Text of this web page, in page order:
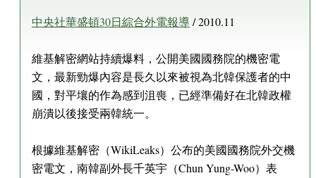
中央社華盛頓30日綜合外電報導/ 2010.11
維基解密網站持續爆料，公開美國國務院的機密電
文，最新勁爆內容是長久以來被視為北韓保護者的中
國，對平壤的作為感到沮喪，已經準備好在北韓政權
崩潰以後接受兩韓統一。
根據維基解密（WikiLeaks）公布的美國國務院外交機
密電文，南韓副外長千英宇（Chun Yung-Woo）表